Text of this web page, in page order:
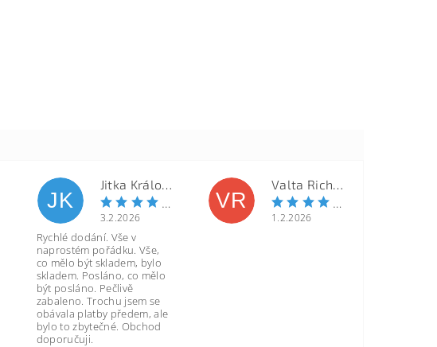
JK
Jitka Královcová
3.2.2026
Rychlé dodání. Vše v
naprostém pořádku. Vše,
co mělo být skladem, bylo
skladem. Posláno, co mělo
být posláno. Pečlivě
zabaleno. Trochu jsem se
obávala platby předem, ale
bylo to zbytečné. Obchod
doporučuji.
VR
Valta Richard
1.2.2026